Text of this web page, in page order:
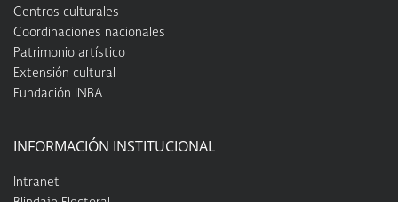
Centros culturales
Coordinaciones nacionales
Patrimonio artístico
Extensión cultural
Fundación INBA
INFORMACIÓN INSTITUCIONAL
Intranet